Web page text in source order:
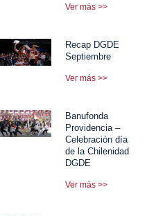
Ver más >>
Recap DGDE
Septiembre
Ver más >>
Banufonda
Providencia –
Celebración día
de la Chilenidad
DGDE
Ver más >>